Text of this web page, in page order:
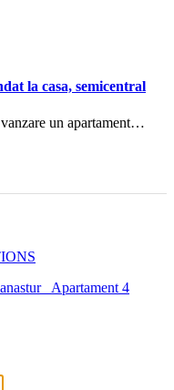
la casa, semicentral
un apartament…
Apartament 4